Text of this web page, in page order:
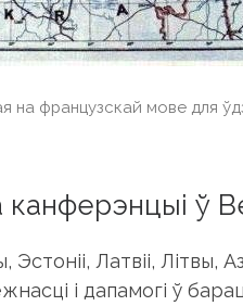
на французскай мове для
ў
Эстоніі, Латвіі, Літвы,
і дапамогі ў